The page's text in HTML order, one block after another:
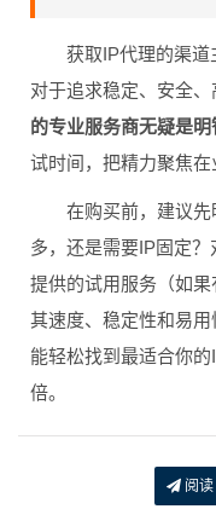
获取IP代理的渠道
对于追求稳定、安全、
的专业服务商无疑是明
试时间，把精力聚焦在
在购买前，建议
多，还是需要IP固定
提供的试用服务（如
其速度、稳定性和易
能轻松找到最适合你
倍。
阅读